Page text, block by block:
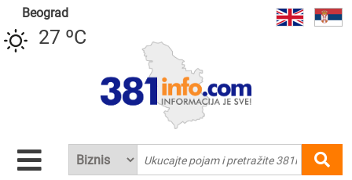
Beograd
27 ºC